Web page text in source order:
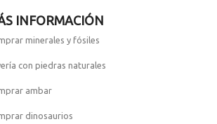
INFORMACIÓN
minerales y fósiles
con piedras naturales
ambar
dinosaurios